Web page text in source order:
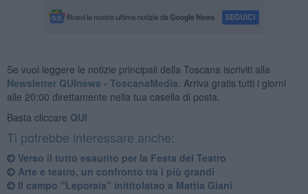
Se vuoi leggere le notizie principali della Toscana iscriviti alla
Newsletter QUInews - ToscanaMedia. Arriva gratis tutti i giorni
alle 20:00 direttamente nella tua casella di posta.
Basta cliccare QUI
Ti potrebbe interessare anche:
Verso il tutto esaurito per la Festa del Teatro
Arte e teatro, un confronto tra i più grandi
Il campo "Leporaia" inititolatao a Mattia Giani